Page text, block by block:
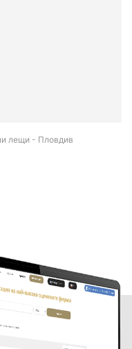
лещи - Пловдив